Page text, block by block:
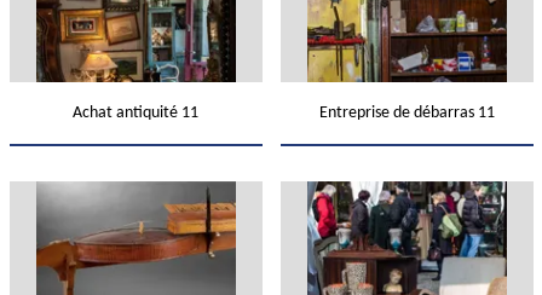
Achat antiquité 11 Entreprise de débarras 11